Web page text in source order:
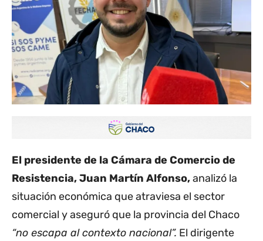
El presidente de la Cámara de Comercio de
Resistencia, Juan Martín Alfonso,analizó la
situación económica que atraviesa el sector
comercial y aseguró que la provincia del Chaco
“no escapa al contexto nacional”. El dirigente